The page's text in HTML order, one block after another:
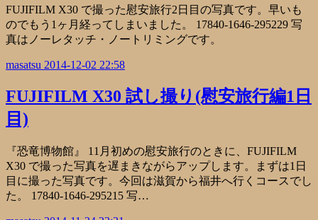
FUJIFILM X30 で撮った慰安旅行2日目の写真です。早いも
のでもう1ヶ月経ってしまいました。 17840-1646-295229 写
真はノーレタッチ・ノートリミングです。
masatsu 2014-12-02 22:58
FUJIFILM X30 試し撮り(慰安旅行編1日
目)
『恐竜博物館』 11月初めの慰安旅行のときに、FUJIFILM
X30 で撮った写真を遅まきながらアップします。まずは1日
目に撮った写真です。今回は滋賀から福井へ行くコースでし
た。 17840-1646-295215 写…